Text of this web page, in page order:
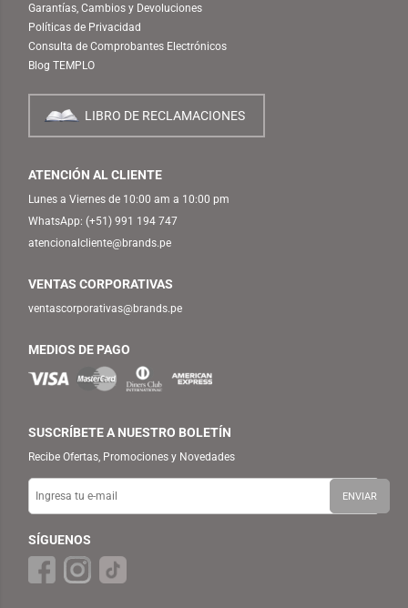
Garantías, Cambios y Devoluciones
Políticas de Privacidad
Consulta de Comprobantes Electrónicos
Blog TEMPLO
LIBRO DE RECLAMACIONES
ATENCIÓN AL CLIENTE
Lunes a Viernes de 10:00 am a 10:00 pm
WhatsApp: (+51) 991 194 747
atencionalcliente@brands.pe
VENTAS CORPORATIVAS
ventascorporativas@brands.pe
MEDIOS DE PAGO
SUSCRÍBETE A NUESTRO BOLETÍN
Recibe Ofertas, Promociones y Novedades
SÍGUENOS